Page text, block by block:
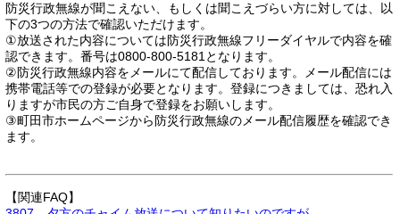
防災行政無線が聞こえない、もしくは聞こえづらい方に対しては、以
下の3つの方法で確認いただけます。
①放送された内容については防災行政無線フリーダイヤルで内容を確
認できます。番号は0800-800-5181となります。
②防災行政無線内容をメールにて配信しております。メール配信には
携帯電話等での登録が必要となります。登録につきましては、恐れ入
りますが市民の方ご自身で登録をお願いします。
③町田市ホームページから防災行政無線のメール配信履歴を確認でき
ます。
【関連FAQ】